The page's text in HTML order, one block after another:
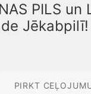
PILS
PIRKT